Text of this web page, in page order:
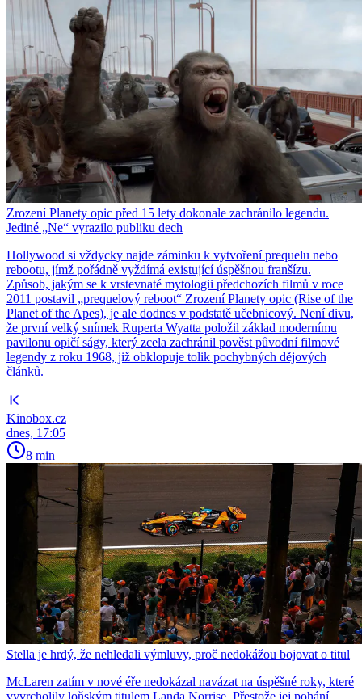
Zrození Planety opic před 15 lety dokonale zachránilo legendu.
Jediné „Ne“ vyrazilo publiku dech
Hollywood si vždycky najde záminku k vytvoření prequelu nebo
rebootu, jímž pořádně vyždímá existující úspěšnou franšízu.
Způsob, jakým se k vrstevnaté mytologii předchozích filmů v roce
2011 postavil „prequelový reboot“ Zrození Planety opic (Rise of the
Planet of the Apes), je ale dodnes v podstatě učebnicový. Není divu,
že první velký snímek Ruperta Wyatta položil základ modernímu
pavilonu opičí ságy, který zcela zachránil pověst původní filmové
legendy z roku 1968, již obklopuje tolik pochybných dějových
článků.
Kinobox.cz
dnes, 17:05
8 min
Stella je hrdý, že nehledali výmluvy, proč nedokážou bojovat o titul
McLaren zatím v nové éře nedokázal navázat na úspěšné roky, které
vyvrcholily loňským titulem Landa Norrise. Přestože jej pohání